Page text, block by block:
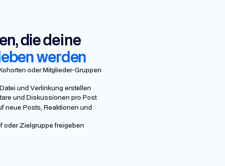
die deine
werden
oder Mitglieder-Gruppen
und Verlinkung erstellen
und Diskussionen pro Post
neue Posts, Reaktionen und
oder Zielgruppe freigeben